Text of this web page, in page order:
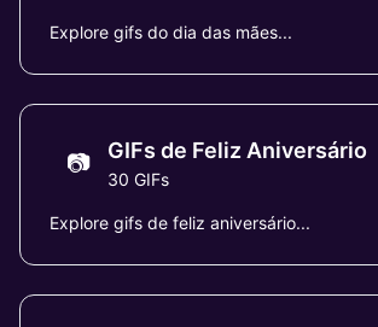
Explore gifs do dia das mães...
📷 GIFs de Feliz Aniversário
30 GIFs
Explore gifs de feliz aniversário...